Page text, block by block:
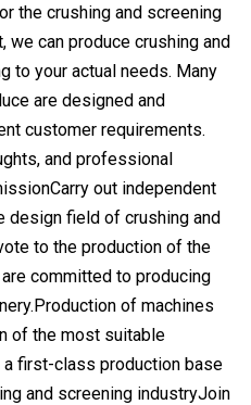
the crushing and screening
we can produce crushing and
to your actual needs. Many
are designed and
customer requirements.
and professional
out independent
design field of crushing and
to the production of the
committed to producing
of machines
of the most suitable
first-class production base
and screening industryJoin